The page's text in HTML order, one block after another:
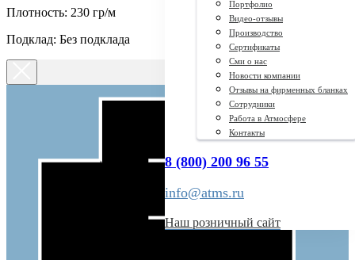
Портфолио
Видео-отзывы
Производство
Сертификаты
Сми о нас
Новости компании
Отзывы на фирменных бланках
Сотрудники
Работа в Атмосфере
Контакты
8 (800) 200 96 55
info@atms.ru
Наш розничный сайт
Плотность: 230 гр/м
Подклад: Без подклада